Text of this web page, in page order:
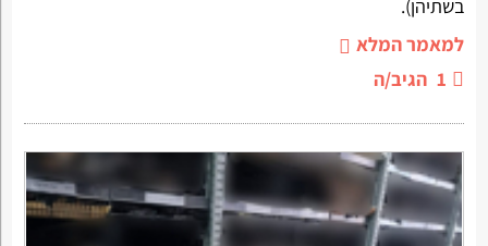
בשתיהן).
למאמר המלא
1 הגיב/ה